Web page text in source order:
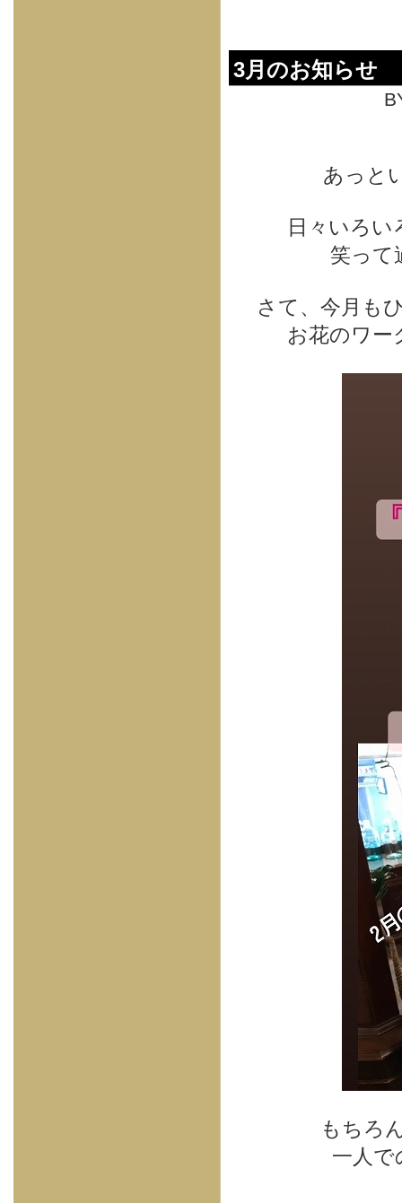
3月のお知らせ
あっと
日々いろ
笑って
さて、今月も
お花のワー
もちろ
一人で